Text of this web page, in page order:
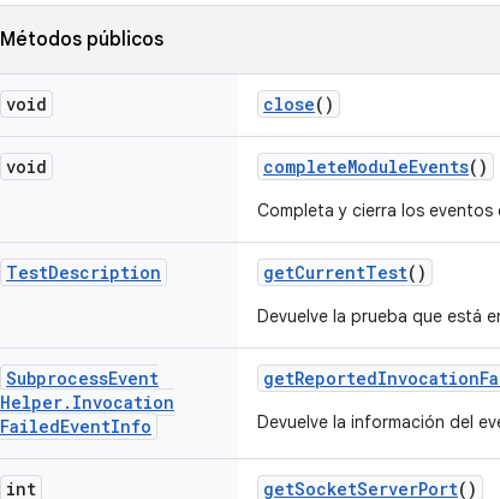
Métodos públicos
void close()
void completeModuleEvents()
Completa y cierra los
TestDescription getCurrentTest()
Devuelve la prueba que está
SubprocessEvent
Helper. Invocation
FailedEventInfo
getReportedInvocation
Devuelve la información del
int getSocketServerPort()